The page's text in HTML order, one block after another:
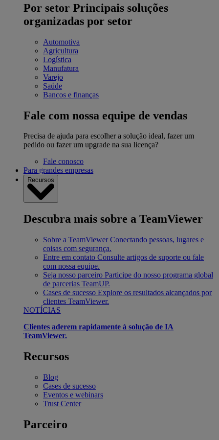
Por setor Principais soluções
organizadas por setor
Automotiva
Agricultura
Logística
Manufatura
Varejo
Saúde
Bancos e finanças
Fale com nossa equipe de vendas
Precisa de ajuda para escolher a solução ideal, fazer um
pedido ou fazer um upgrade na sua licença?
Fale conosco
Para grandes empresas
Recursos
Descubra mais sobre a TeamViewer
Sobre a TeamViewer Conectando pessoas, lugares e
coisas com segurança.
Entre em contato Consulte artigos de suporte ou fale
com nossa equipe.
Seja nosso parceiro Participe do nosso programa global
de parcerias TeamUP.
Cases de sucesso Explore os resultados alcançados por
clientes TeamViewer.
NOTÍCIAS
Clientes aderem rapidamente à solução de IA
TeamViewer.
Recursos
Blog
Cases de sucesso
Eventos e webinars
Trust Center
Parceiro